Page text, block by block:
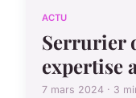
ACTU
Serrurier
expertise
7 mars 2024 · 3